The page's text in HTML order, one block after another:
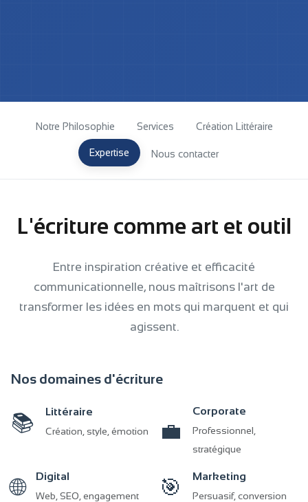
Notre Philosophie Services Création Littéraire
Expertise Nous contacter
L'écriture comme art et outil
Entre inspiration créative et efficacité
communicationnelle, nous maîtrisons l'art de
transformer les idées en mots qui marquent et qui
agissent.
Nos domaines d'écriture
📚 Littéraire
Création, style, émotion 💼
Corporate
Professionnel,
stratégique
🌐 Digital
Web, SEO, engagement 🎯 Marketing
Persuasif, conversion